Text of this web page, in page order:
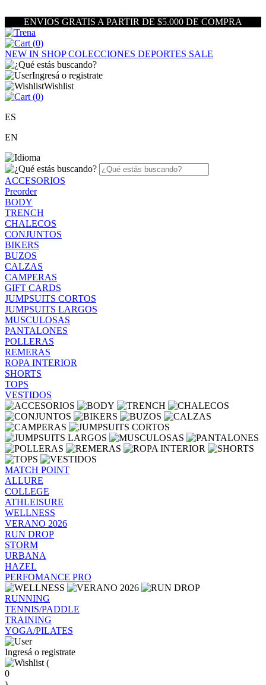
ENVIOS GRATIS A PARTIR DE $5.000 DE COMPRA
(0)
NEW IN SHOPCOLECCIONES DEPORTES SALE
Ingresá o registrate
Wishlist
(0)
ES
EN
ACCESORIOS
Preorder
BODY
TRENCH
CHALECOS
CONJUNTOS
BIKERS
BUZOS
CALZAS
CAMPERAS
GIFT CARDS
JUMPSUITS CORTOS
JUMPSUITS LARGOS
MUSCULOSAS
PANTALONES
POLLERAS
REMERAS
ROPA INTERIOR
SHORTS
TOPS
VESTIDOS
MATCH POINT
ALLURE
COLLEGE
ATHLEISURE
WELLNESS
VERANO 2026
RUN DROP
STORM
URBANA
HAZEL
PERFOMANCE PRO
RUNNING
TENNIS/PADDLE
TRAINING
YOGA/PILATES
Ingresá o registrate
(
0